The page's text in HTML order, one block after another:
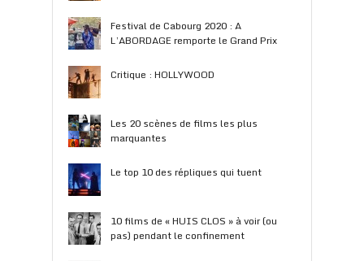
Festival de Cabourg 2020 : A
L’ABORDAGE remporte le Grand Prix
Critique : HOLLYWOOD
Les 20 scènes de films les plus
marquantes
Le top 10 des répliques qui tuent
10 films de « HUIS CLOS » à voir (ou
pas) pendant le confinement